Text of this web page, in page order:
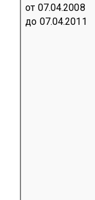
от 07.04.2008
до 07.04.2011